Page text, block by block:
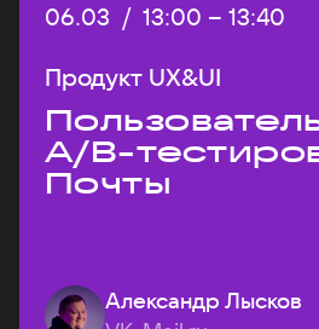
Дата:
06.03 / Начало:
13:00 – Конец:
13:40
Продукт UX&UI
A/B-
Почты
Александр Лысков